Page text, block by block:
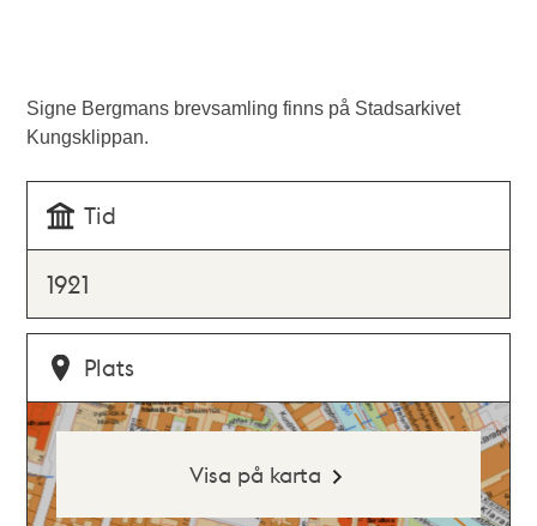
Signe Bergmans brevsamling finns på Stadsarkivet
Kungsklippan.
Tid
1921
Plats
Visa på karta